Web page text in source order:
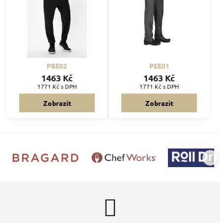
PBE02
1463 Kč
1771 Kč s DPH
Zobrazit
PEE01
1463 Kč
1771 Kč s DPH
Zobrazit